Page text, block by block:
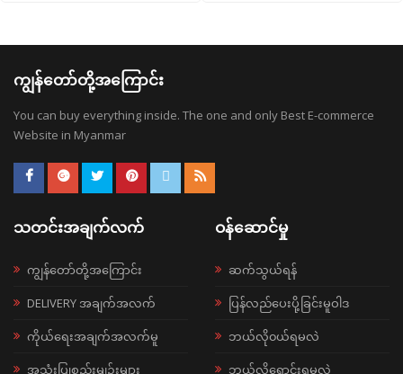
ကျွန်တော်တို့အကြောင်း
You can buy everything inside. The one and only Best E-commerce
Website in Myanmar
သတင်းအချက်လက်
ကျွန်တော်တို့အကြောင်း
DELIVERY အချက်အလက်
ကိုယ်ရေးအချက်အလက်မူ
အသုံးပြုစည်းမျဉ်းများ
ဝန်ဆောင်မှု
ဆက်သွယ်ရန်
ပြန်လည်ပေးပို့ခြင်းမူဝါဒ
ဘယ်လို၀ယ်ရမလဲ
ဘယ်လိုရောင်းရမလဲ